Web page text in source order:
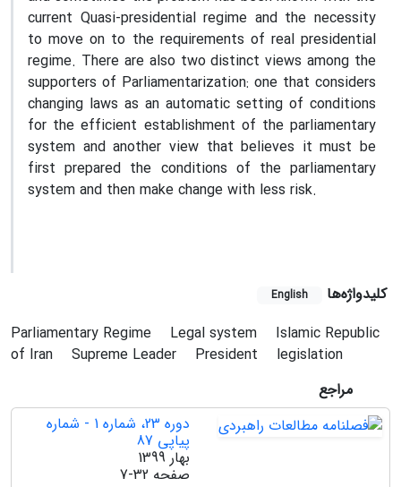
current Quasi-presidential regime and the necessity
to move on to the requirements of real presidential
regime. There are also two distinct views among the
supporters of Parliamentarization: one that considers
changing laws as an automatic setting of conditions
for the efficient establishment of the parliamentary
system and another view that believes it must be
first prepared the conditions of the parliamentary
system and then make change with less risk.
کلیدواژه‌ها English
Parliamentary Regime Legal system
Islamic Republic
of Iran
Supreme Leader President
legislation
مراجع
دوره 23، شماره 1 - شماره
پیاپی 87
بهار 1399
صفحه 7-32